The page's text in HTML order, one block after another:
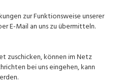
zur Funktionsweise unserer
E-Mail an uns zu übermitteln.
zuschicken, können im Netz
bei uns eingehen, kann